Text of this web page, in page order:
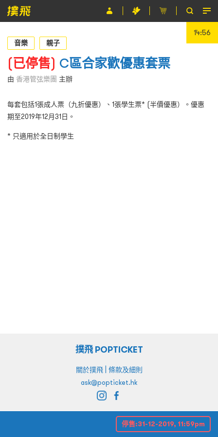
節目
主辦單位
關於撲飛
條款及細則
EN
14:55
音樂 親子
(已停售) C區合家歡優惠套票
由 香港管弦樂團 主辦
每套包括1張成人票（九折優惠）、1張學生票* (半價優惠）。優惠
期至2019年12月31日。
* 只適用於全日制學生
停售:31-12-2019, 11:59pm
撲飛 POPTICKET
關於撲飛| 條款及細則
ask@popticket.hk